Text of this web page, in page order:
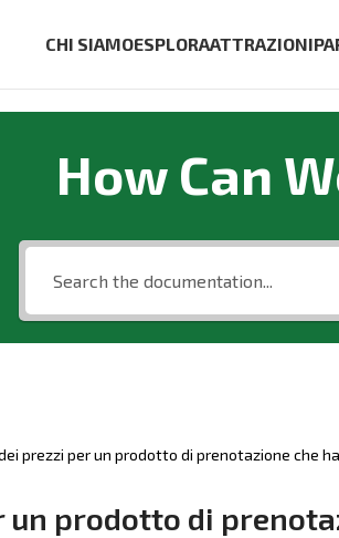
CHI SIAMOESPLORAATTRAZIONI
How Can
prezzi per un prodotto di prenotazione che
prodotto di